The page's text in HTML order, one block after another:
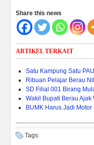
Share this news
ARTIKEL TERKAIT
Satu Kampung Satu
Ribuan Pelajar Berau
SD Filial 001 Birang
Wakil Bupati Berau
BUMK Harus Jadi
Tags: